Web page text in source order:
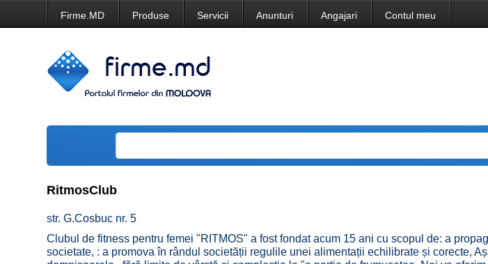
Firme.MD Produse Servicii Anunturi Angajari Contul meu
RitmosClub
str. G.Cosbuc nr. 5
Clubul de fitness pentru femei "RITMOS" a fost fondat acum 15 ani cu scopul de: a
societate, : a promova în rândul societății regulile unei alimentații echilibrate și corecte,